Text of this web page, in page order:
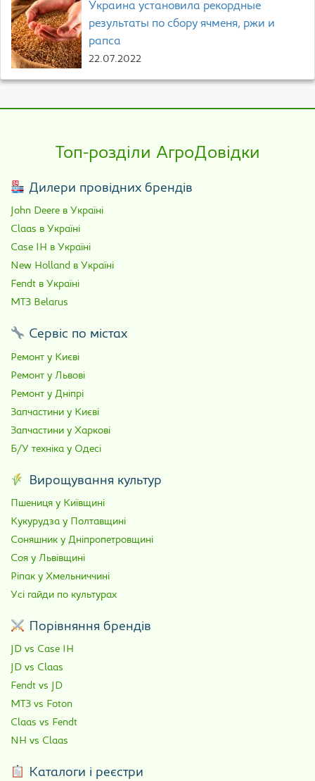
Украина установила рекордные
результаты по сбору ячменя, ржи и
рапса
22.07.2022
Топ-розділи АгроДовідки
Дилери провідних брендів
John Deere в Україні
Claas в Україні
Case IH в Україні
New Holland в Україні
Fendt в Україні
МТЗ Belarus
Сервіс по містах
Ремонт у Києві
Ремонт у Львові
Ремонт у Дніпрі
Запчастини у Києві
Запчастини у Харкові
Б/У техніка у Одесі
Вирощування культур
Пшениця у Київщині
Кукурудза у Полтавщині
Соняшник у Дніпропетровщині
Соя у Львівщині
Ріпак у Хмельниччині
Усі гайди по культурах
Порівняння брендів
JD vs Case IH
JD vs Claas
Fendt vs JD
МТЗ vs Foton
Claas vs Fendt
NH vs Claas
Каталоги і реєстри